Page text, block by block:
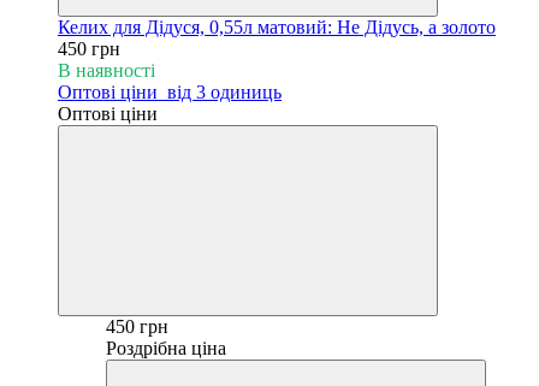
Келих для Дідуся, 0,55л матовий: Не Дідусь, а золото
450 грн
В наявності
Оптові ціни від 3 одиниць
Оптові ціни
450 грн
Роздрібна ціна